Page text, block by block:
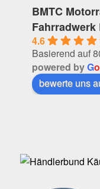
BMTC
Fahrradwerk
4.6
Basierend auf
powered byGo
bewerte uns